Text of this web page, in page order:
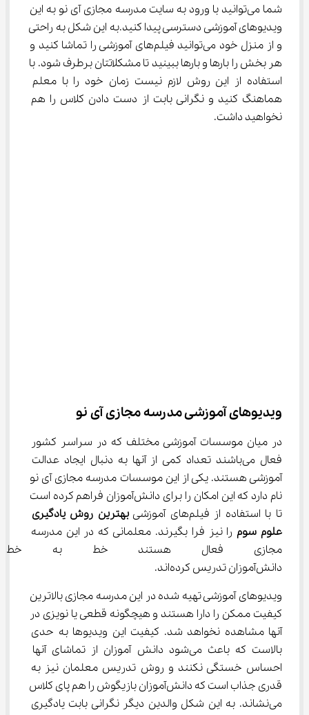
شما می‌توانید با ورود به سایت مدرسه مجازی آی نو به این
ویدیوهای آموزشی دسترسی پیدا کنید.به این شکل به راحتی
و از منزل خود می‌توانید فیلم‌های آموزشی را تماشا کنید و
هر بخش را بارها و بارها ببینید تا مشکلاتتان برطرف شود. با
استفاده از این روش لازم نیست زمان خود را با معلم
هماهنگ کنید و نگرانی بابت از دست دادن کلاس را هم
نخواهید داشت.
ویدیوهای آموزشی مدرسه مجازی آی نو
در میان موسسات آموزشی مختلف که در سراسر کشور
فعال می‌باشند تعداد کمی از آنها به دنبال ایجاد عدالت
آموزشی هستند. یکی از این موسسات مدرسه مجازی آی نو
نام دارد که این امکان را برای دانش‌آموزان فراهم کرده است
تا با استفاده از فیلم‌های آموزشی
بهترین روش یادگیری
علوم سوم را نیز فرا بگیرند. معلمانی که در این مدرسه
مجازی فعال هستند خط به خط
دانش‌آموزان تدریس کرده‌اند.
ویدیوهای آموزشی تهیه شده در این مدرسه مجازی بالاترین
کیفیت ممکن را دارا هستند و هیچگونه قطعی یا نویزی در
آنها مشاهده نخواهد شد. کیفیت این ویدیوها به حدی
بالاست که باعث می‌شود دانش آموزان از تماشای آنها
احساس خستگی نکنند و روش تدریس معلمان نیز به
قدری جذاب است که دانش‌آموزان بازیگوش را هم پای کلاس
می‌نشاند. به این شکل والدین دیگر نگرانی بابت یادگیری